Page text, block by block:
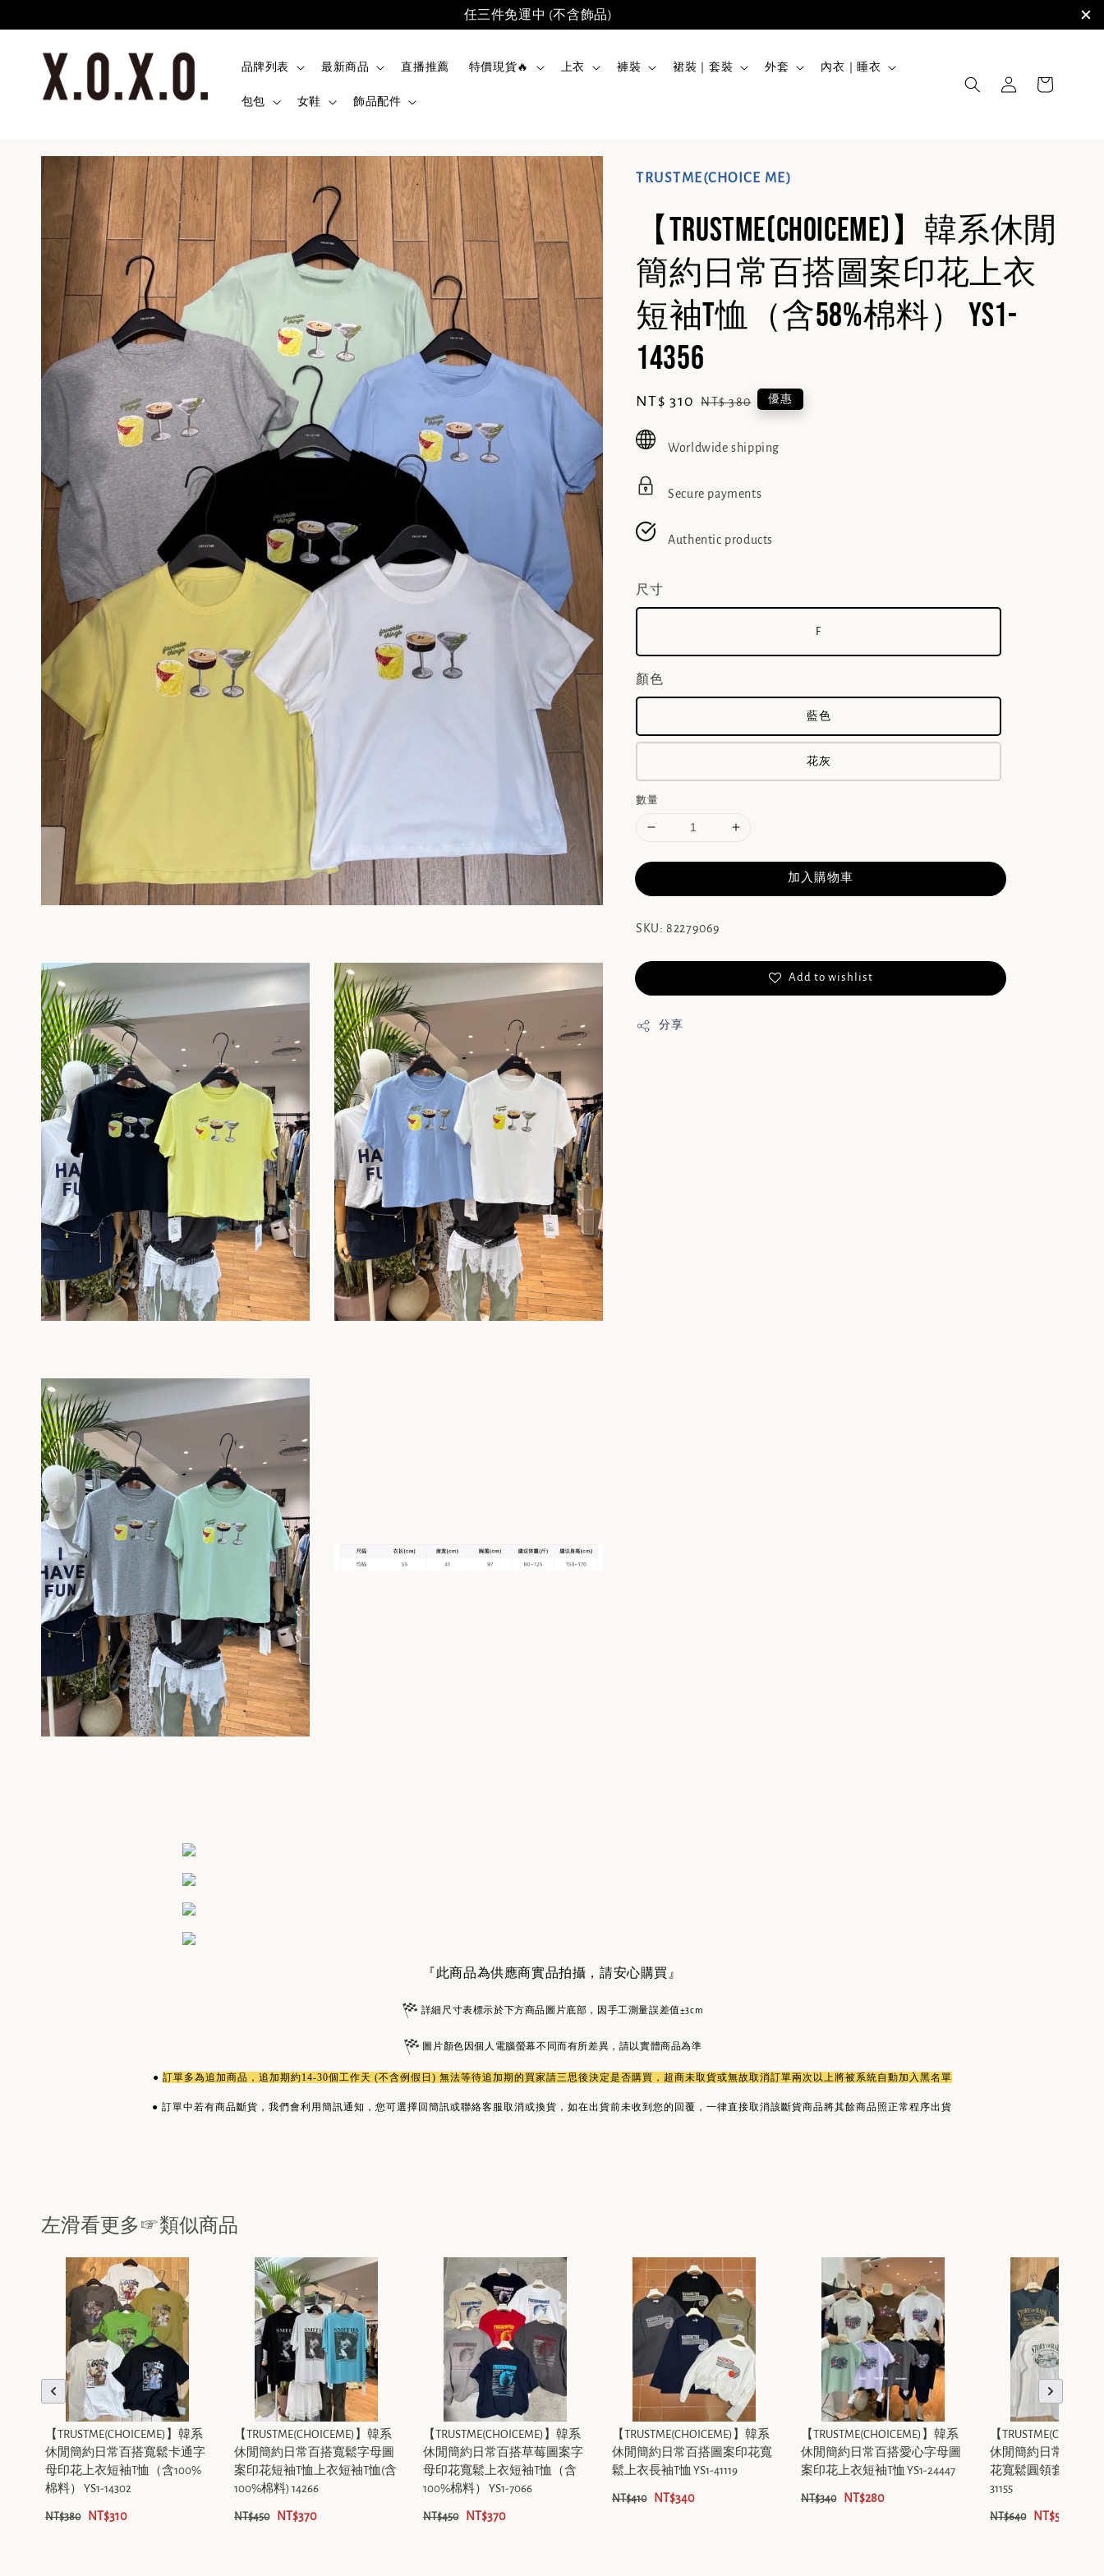
任三件免運中 (不含飾品)
品牌列表 最新商品 直播推薦 特價現貨🔥 上衣 褲裝 裙裝｜套裝 外套 內衣｜睡衣
包包 女鞋 飾品配件
TRUSTME(CHOICE ME)
【TRUSTME(CHOICEME)】韓系休閒
簡約日常百搭圖案印花上衣
短袖T恤（含58%棉料） YS1-
14356
Sale
NT$ 310 Regular
NT$ 380 優惠
Worldwide shipping
Secure payments
Authentic products
尺寸
F
顏色
藍色
花灰
數量
加入購物車
SKU: 82279069
Add to wishlist
分享
『此商品為供應商實品拍攝，請安心購買』
詳細尺寸表標示於下方商品圖片底部，因手工測量誤差值±3cm
圖片顏色因個人電腦螢幕不同而有所差異，請以實體商品為準
● 訂單多為追加商品 ，追加期約14-30個工作天 (不含例假日) 無法等待追加期的買家請三思後決定是否購買，超商未取貨或無故取消訂單兩次以上將被系統自動加入黑名單
● 訂單中若有商品斷貨，我們會利用簡訊通知，您可選擇回簡訊或聯絡客服取消或換貨，如在出貨前未收到您的回覆，一律直接取消該斷貨商品將其餘商品照正常程序出貨
左滑看更多☞類似商品
【TRUSTME(CHOICEME)】韓系
休閒簡約日常百搭寬鬆卡通字
母印花上衣短袖T恤（含100%
棉料） YS1-14302
NT$380 NT$310
【TRUSTME(CHOICEME)】韓系
休閒簡約日常百搭寬鬆字母圖
案印花短袖T恤上衣短袖T恤(含
100%棉料) 14266
NT$450 NT$370
【TRUSTME(CHOICEME)】韓系
休閒簡約日常百搭草莓圖案字
母印花寬鬆上衣短袖T恤（含
100%棉料） YS1-7066
NT$450 NT$370
【TRUSTME(CHOICEME)】韓系
休閒簡約日常百搭圖案印花寬
鬆上衣長袖T恤 YS1-41119
NT$410 NT$340
【TRUSTME(CHOICEME)】韓系
休閒簡約日常百搭愛心字母圖
案印花上衣短袖T恤 YS1-24447
NT$340 NT$280
【
休閒簡約日常百搭字
花寬鬆圓領套頭上衣
31155
NT$640 NT$530